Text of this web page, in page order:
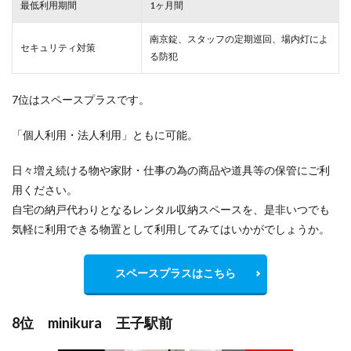
最低利用期間 1ヶ月間
セキュリティ対策
南京錠、スタッフの定期巡回、場内灯によ
る防犯
7位はスペースプラスです。
「個人利用・法人利用」ともに可能。
日々増え続ける物や家財・仕事の為の商品や道具等の保管にご利
用ください。
自宅の納戸代わりとなるレンタル収納スペースを、是非いつでも
気軽に利用できる物置として利用してみてはいかがでしょうか。
スペースプラスはこちら
8位 minikura 王子駅前